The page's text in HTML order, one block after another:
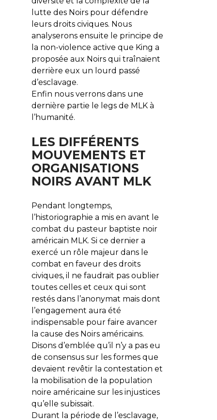
lutte des Noirs pour défendre
leurs droits civiques. Nous
analyserons ensuite le principe de
la non-violence active que King a
proposée aux Noirs qui traînaient
derrière eux un lourd passé
d’esclavage.
Enfin nous verrons dans une
dernière partie le legs de MLK à
l’humanité.
LES DIFFÉRENTS
MOUVEMENTS ET
ORGANISATIONS
NOIRS AVANT MLK
Pendant longtemps,
l’historiographie a mis en avant le
combat du pasteur baptiste noir
américain MLK. Si ce dernier a
exercé un rôle majeur dans le
combat en faveur des droits
civiques, il ne faudrait pas oublier
toutes celles et ceux qui sont
restés dans l’anonymat mais dont
l’engagement aura été
indispensable pour faire avancer
la cause des Noirs américains.
Disons d’emblée qu’il n’y a pas eu
de consensus sur les formes que
devaient revêtir la contestation et
la mobilisation de la population
noire américaine sur les injustices
qu’elle subissait.
Durant la période de l’esclavage,